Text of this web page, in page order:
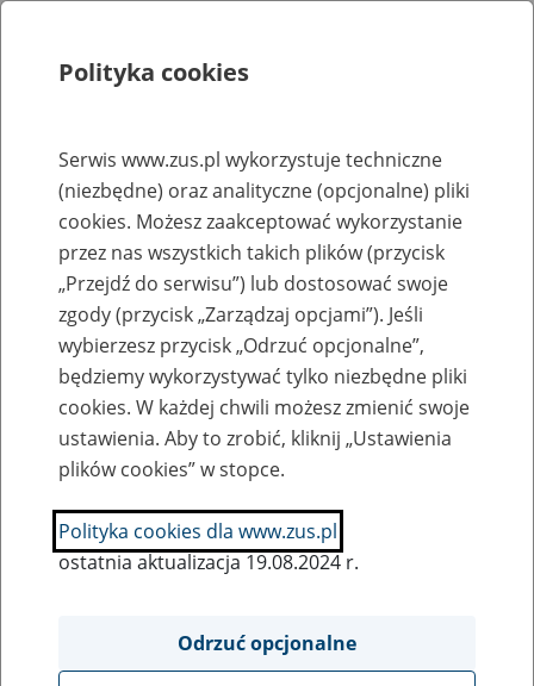
Rejestry, ewidencje i archiwa
Baza zlikwidowanych lub
przekształconych zakładów pracy
Nazwa zakładu pracy:
SZUKAJ
Polityka cookies
Serwis www.zus.pl wykorzystuje techniczne
(niezbędne) oraz analityczne (opcjonalne) pliki
cookies. Możesz zaakceptować wykorzystanie
przez nas wszystkich takich plików (przycisk
„Przejdź do serwisu”) lub dostosować swoje
zgody (przycisk „Zarządzaj opcjami”). Jeśli
wybierzesz przycisk „Odrzuć opcjonalne”,
będziemy wykorzystywać tylko niezbędne pliki
cookies. W każdej chwili możesz zmienić swoje
ustawienia. Aby to zrobić, kliknij „Ustawienia
plików cookies” w stopce.
Polityka cookies dla www.zus.pl
ostatnia aktualizacja 19.08.2024 r.
Odrzuć opcjonalne